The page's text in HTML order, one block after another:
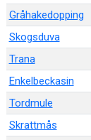
Gråhakedopping
Skogsduva
Trana
Enkelbeckasin
Tordmule
Skrattmås